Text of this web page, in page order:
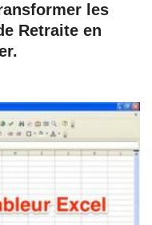
les
Retraite en